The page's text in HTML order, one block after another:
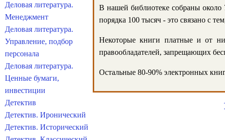
В нашей библиотеке собраны около
порядка 100 тысяч - это связано с
Некоторые книги платные и от
правообладателей, запрещающих
Остальные 80-90% электронных
Деловая литература.
Менеджмент
Деловая литература.
Управление, подбор
персонала
Деловая литература.
Ценные бумаги,
инвестиции
Детектив
Детектив. Иронический
Детектив. Исторический